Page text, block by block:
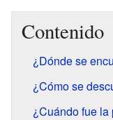
Contenido
¿Dónde se
¿Cómo se
¿Cuándo fue la